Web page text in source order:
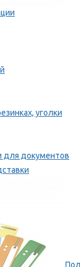
уголки
для документов